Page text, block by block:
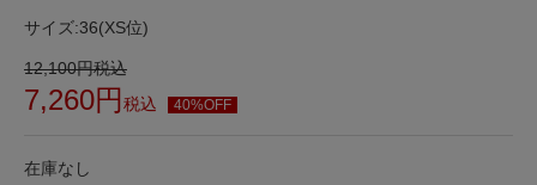
サイズ:36(XS位)
12,100円税込
7,260円税込 40%OFF
在庫なし